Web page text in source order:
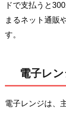
ドで支払うと
まるネット通販
す。
電子レ
電子レンジは、